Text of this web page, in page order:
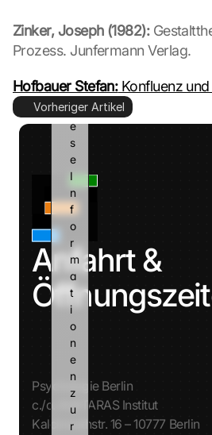
Zinker, Joseph (1982):
Prozess. Junfermann Verlag.
Hofbauer Stefan: Konfluenz
Vorheriger Artikel
Anfahrt &
Psychologie Berlin
c./o. AVATARAS Institut
Kalckreuthstr. 16 – 10777 Berlin
k
a
n
d
i
e
s
e
I
n
f
o
r
m
a
t
i
o
n
e
n
z
u
r